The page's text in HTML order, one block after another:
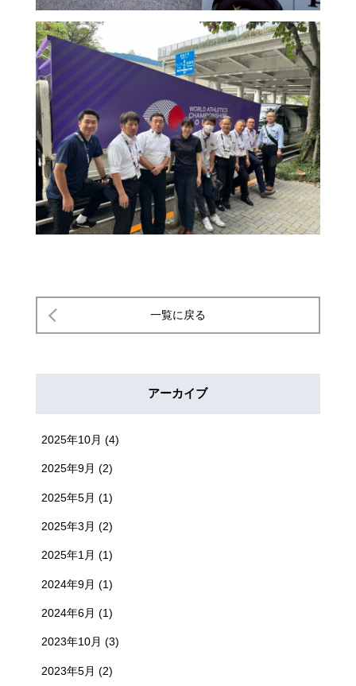
一覧に戻る
アーカイブ
2025年10月 (4)
2025年9月 (2)
2025年5月 (1)
2025年3月 (2)
2025年1月 (1)
2024年9月 (1)
2024年6月 (1)
2023年10月 (3)
2023年5月 (2)